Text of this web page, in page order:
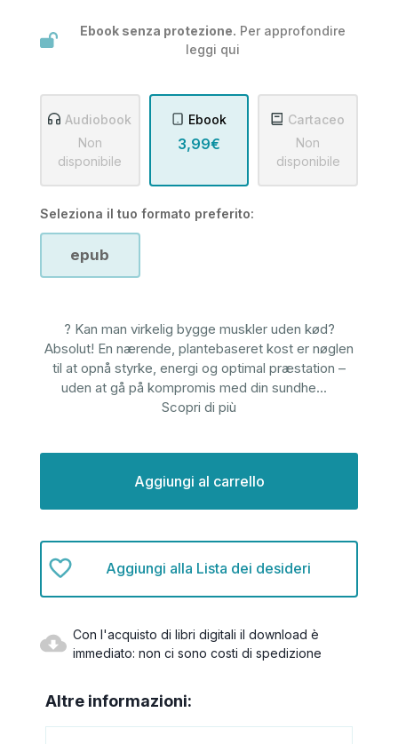
Ebook senza protezione. Per approfondire
leggi qui
Audiobook
Non
disponibile
Ebook
3,99€
Cartaceo
Non
disponibile
Seleziona il tuo formato preferito:
epub
? Kan man virkelig bygge muskler uden kød?
Absolut! En nærende, plantebaseret kost er nøglen
til at opnå styrke, energi og optimal præstation –
uden at gå på kompromis med din sundhe...
Scopri di più
Aggiungi alla Lista dei desideri
Con l'acquisto di libri digitali il download è
immediato: non ci sono costi di spedizione
Altre informazioni: